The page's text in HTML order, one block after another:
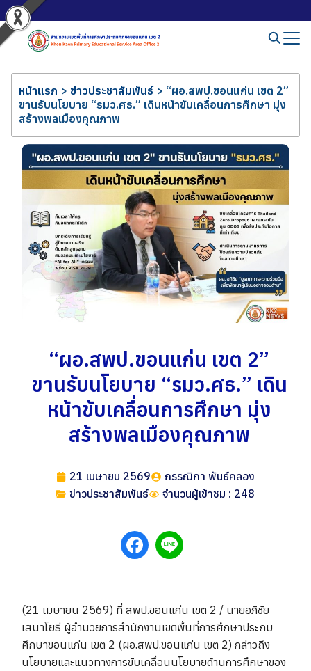
หน้าแรก > ข่าวประชาสัมพันธ์> “ผอ.สพป.ขอนแก่น เขต 2”
ขานรับนโยบาย “รมว.ศธ.” เดินหน้าขับเคลื่อนการศึกษา มุ่ง
สร้างพลเมืองคุณภาพ
“ผอ.สพป.ขอนแก่น เขต 2”
ขานรับนโยบาย “รมว.ศธ.” เดิน
หน้าขับเคลื่อนการศึกษา มุ่ง
สร้างพลเมืองคุณภาพ
21 เมษายน 2569
กรรณิกา พันธ์คลอง
ข่าวประชาสัมพันธ์
จำนวนผู้เข้าชม : 248
(21 เมษายน 2569) ที่ สพป.ขอนแก่น เขต 2 / นายอภิชัย
เสนาโยธี ผู้อำนวยการสำนักงานเขตพื้นที่การศึกษาประถม
ศึกษาขอนแก่น เขต 2 (ผอ.สพป.ขอนแก่น เขต 2) กล่าวถึง
นโยบายและแนวทางการขับเคลื่อนนโยบายด้านการศึกษาของ